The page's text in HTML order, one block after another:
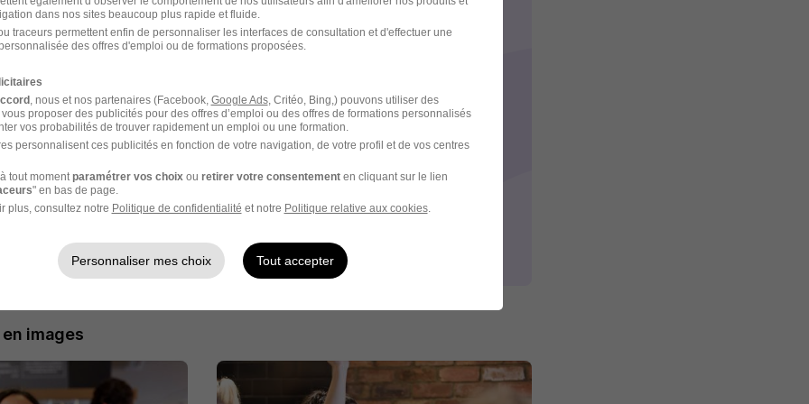
recrutement
peuvent varier selon l'offre à laquelle vous postulez.
à l'une de nos offres
correspond, nous prenons contact avec vous
un entretien en présentiel
images
dans nos sites beaucoup plus rapide et fluide.
traceurs permettent enfin de personnaliser les interfaces de consultation et d'effectuer une
des offres d'emploi ou de formations proposées.
, nous et nos partenaires (Facebook, Google Ads, Critéo, Bing,) pouvons utiliser des
proposer des publicités pour des offres d’emploi ou des offres de formations personnalisés
vos probabilités de trouver rapidement un emploi ou une formation.
personnalisent ces publicités en fonction de votre navigation, de votre profil et de vos centres
tout moment paramétrer vos choix ou retirer votre consentementen cliquant sur le lien
" en bas de page.
plus, consultez notre Politique de confidentialité et notre Politique relative aux cookies.
Personnaliser mes choix Tout accepter